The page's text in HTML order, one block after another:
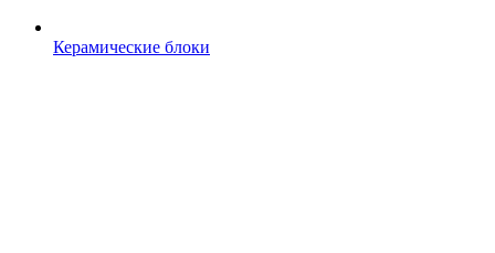
Керамические блоки